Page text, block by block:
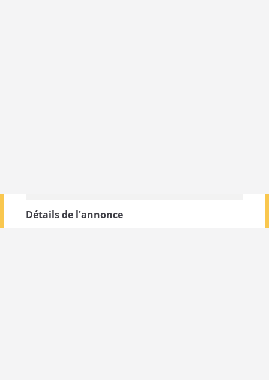
Détails de l'annonce